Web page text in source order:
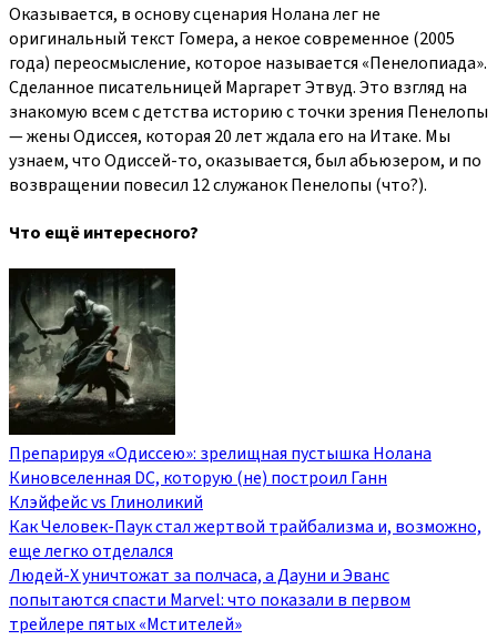
Оказывается, в основу сценария Нолана лег не
оригинальный текст Гомера, а некое современное (2005
года) переосмысление, которое называется «Пенелопиада».
Сделанное писательницей Маргарет Этвуд. Это взгляд на
знакомую всем с детства историю с точки зрения Пенелопы
— жены Одиссея, которая 20 лет ждала его на Итаке. Мы
узнаем, что Одиссей-то, оказывается, был абьюзером, и по
возвращении повесил 12 служанок Пенелопы (что?).
Что ещё интересного?
Препарируя «Одиссею»: зрелищная пустышка Нолана
Киновселенная DC, которую (не) построил Ганн
Клэйфейс vs Глиноликий
Как Человек-Паук стал жертвой трайбализма и, возможно,
еще легко отделался
Людей-Х уничтожат за полчаса, а Дауни и Эванс
попытаются спасти Marvel: что показали в первом
трейлере пятых «Мстителей»